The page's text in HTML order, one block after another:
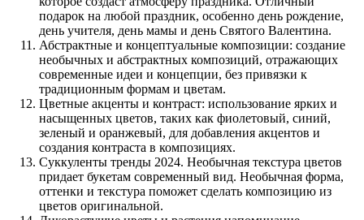
подарок на любой праздник, особенно день рождение,
день учителя, день мамы и день Святого Валентина.
Абстрактные и концептуальные композиции: создание
необычных и абстрактных композиций, отражающих
современные идеи и концепции, без привязки к
традиционным формам и цветам.
Цветные акценты и контраст: использование ярких и
насыщенных цветов, таких как фиолетовый, синий,
зеленый и оранжевый, для добавления акцентов и
создания контраста в композициях.
Суккуленты тренды 2024. Необычная текстура цветов
придает букетам современный вид. Необычная форма,
оттенки и текстура поможет сделать композицию из
цветов оригинальной.